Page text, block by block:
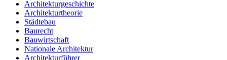
Architekturgeschichte
Architekturtheorie
Städtebau
Baurecht
Bauwirtschaft
Nationale Architektur
Architekturführer